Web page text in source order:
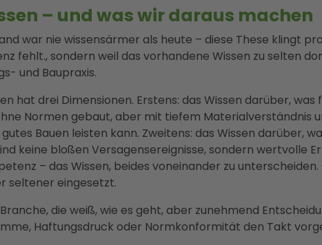
– und was wir daraus machen
war nie wissensärmer als heute – diese These klingt
fehlt., sondern weil das vorhandene Wissen zu selten
und Baupraxis.
hat drei Dimensionen. Erstens: das Wissen darüber,
Normen gebaut, aber mit tiefem Materialverständnis
Bauen leisten kann. Zweitens: das Wissen darüber,
keine bloßen Versagensereignisse, sondern wertvolle
– das Wissen, beides voneinander zu
seltener eingesetzt.
die weiß, wie es geht, aber zunehmend
Haftungsdruck oder Normkonformität den Takt